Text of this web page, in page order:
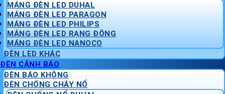
MÁNG ĐÈN LED DUHAL
MÁNG ĐÈN LED PARAGON
MÁNG ĐÈN LED PHILIPS
MÁNG ĐÈN LED RẠNG ĐÔNG
MÁNG ĐÈN LED NANOCO
ĐÈN LED KHÁC
ĐÈN CẢNH BÁO
ĐÈN BÁO KHÔNG
ĐÈN CHỐNG CHÁY NỔ